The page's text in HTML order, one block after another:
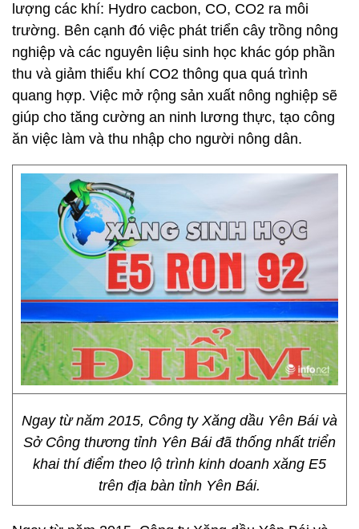
lượng các khí: Hydro cacbon, CO, CO2 ra môi
trường. Bên cạnh đó việc phát triển cây trồng nông
nghiệp và các nguyên liệu sinh học khác góp phần
thu và giảm thiểu khí CO2 thông qua quá trình
quang hợp. Việc mở rộng sản xuất nông nghiệp sẽ
giúp cho tăng cường an ninh lương thực, tạo công
ăn việc làm và thu nhập cho người nông dân.
Ngay từ năm 2015, Công ty Xăng dầu Yên Bái và
Sở Công thương tỉnh Yên Bái đã thống nhất triển
khai thí điểm theo lộ trình kinh doanh xăng E5
trên địa bàn tỉnh Yên Bái.